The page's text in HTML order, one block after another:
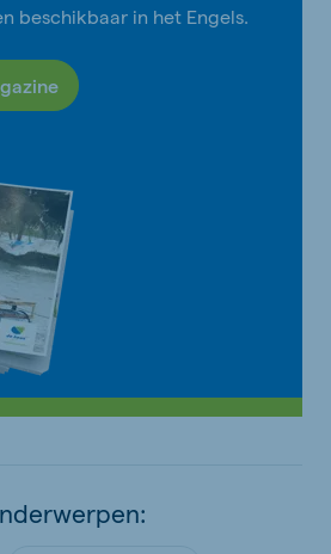
beschikbaar in het Engels.